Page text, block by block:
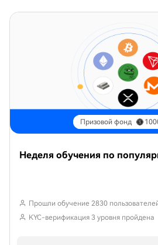
Призовой фонд
Неделя обучения по
Прошли обучение 2830
KYC-верификация 3 уровня пройдена